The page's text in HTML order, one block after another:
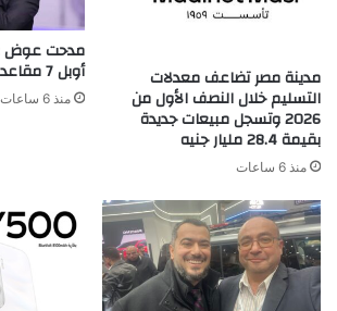
مدينة مصر تضاعف معدلات
التسليم خلال النصف الأول من
2026 وتسجل مبيعات جديدة
بقيمة 28.4 مليار جنيه
منذ 6 ساعات
مدحت عوض :
أوبل 7 مقاعد في مصر
منذ 6 ساعات